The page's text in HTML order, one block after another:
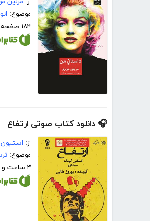
موضوع:
۱۸۴ صفحه
🎧 دانلود کتاب صوتی ارتفاع
از:
موضوع:
۳ ساعت و ۵۸ دقیقه